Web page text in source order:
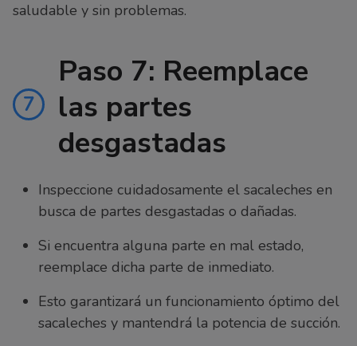
saludable y sin problemas.
7
Paso 7: Reemplace
las partes
desgastadas
Inspeccione cuidadosamente el sacaleches en
busca de partes desgastadas o dañadas.
Si encuentra alguna parte en mal estado,
reemplace dicha parte de inmediato.
Esto garantizará un funcionamiento óptimo del
sacaleches y mantendrá la potencia de succión.